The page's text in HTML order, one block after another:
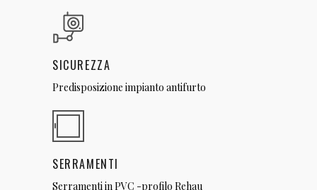
SICUREZZA
Predisposizione impianto antifurto
SERRAMENTI
Serramenti in PVC -profilo Rehau